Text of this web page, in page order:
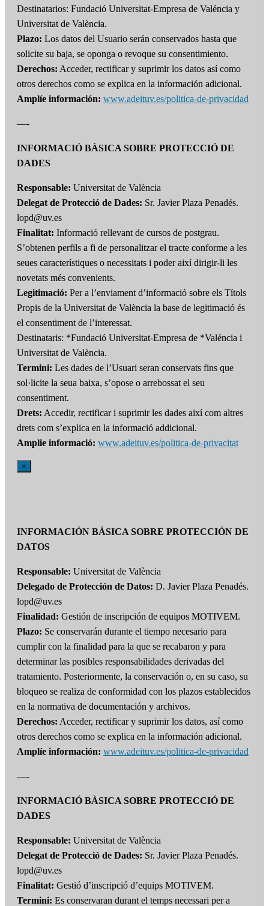
Destinatarios: Fundació Universitat-Empresa de Valéncia y
Universitat de València.
Plazo: Los datos del Usuario serán conservados hasta que
solicite su baja, se oponga o revoque su consentimiento.
Derechos: Acceder, rectificar y suprimir los datos así como
otros derechos como se explica en la información adicional.
Amplíe información: www.adeituv.es/politica-de-privacidad
—-
INFORMACIÓ BÀSICA SOBRE PROTECCIÓ DE
DADES
Responsable: Universitat de València
Delegat de Protecció de Dades: Sr. Javier Plaza Penadés.
lopd@uv.es
Finalitat: Informació rellevant de cursos de postgrau.
S’obtenen perfils a fi de personalitzar el tracte conforme a les
seues característiques o necessitats i poder així dirigir-li les
novetats més convenients.
Legitimació: Per a l’enviament d’informació sobre els Títols
Propis de la Universitat de València la base de legitimació és
el consentiment de l’interessat.
Destinataris: *Fundació Universitat-Empresa de *Valéncia i
Universitat de València.
Termini: Les dades de l’Usuari seran conservats fins que
sol·licite la seua baixa, s’opose o arrebossat el seu
consentiment.
Drets: Accedir, rectificar i suprimir les dades així com altres
drets com s’explica en la informació addicional.
Amplie informació: www.adeituv.es/politica-de-privacitat
×
INFORMACIÓN BÁSICA SOBRE PROTECCIÓN DE
DATOS
Responsable: Universitat de València
Delegado de Protección de Datos: D. Javier Plaza Penadés.
lopd@uv.es
Finalidad: Gestión de inscripción de equipos MOTIVEM.
Plazo: Se conservarán durante el tiempo necesario para
cumplir con la finalidad para la que se recabaron y para
determinar las posibles responsabilidades derivadas del
tratamiento. Posteriormente, la conservación o, en su caso, su
bloqueo se realiza de conformidad con los plazos establecidos
en la normativa de documentación y archivos.
Derechos: Acceder, rectificar y suprimir los datos, así como
otros derechos como se explica en la información adicional.
Amplíe información: www.adeituv.es/politica-de-privacidad
—-
INFORMACIÓ BÀSICA SOBRE PROTECCIÓ DE
DADES
Responsable: Universitat de València
Delegat de Protecció de Dades: Sr. Javier Plaza Penadés.
lopd@uv.es
Finalitat: Gestió d’inscripció d’equips MOTIVEM.
Termini: Es conservaran durant el temps necessari per a